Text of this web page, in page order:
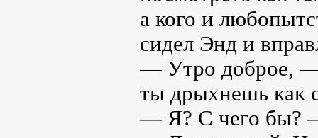
а кого и
сидел Энд и
— Утро доброе, —
ты дрыхнешь как
— Я? С чего бы?